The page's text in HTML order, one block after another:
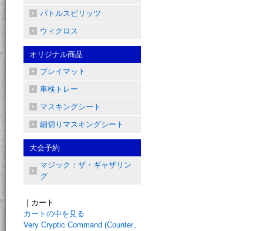
バトルスピリッツ
ウィクロス
オリジナル商品
プレイマット
車検トレー
マスキングシート
細切りマスキングシート
大会予約
マジック：ザ・ギャザリン
グ
｜カート
カートの中を見る
Very Cryptic Command (Counter、